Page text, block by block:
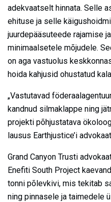
adekvaatselt hinnata. Selle
ehituse ja selle
juurdepääsuteede rajamise
minimaalsetele mõjudele.
on aga vastuolus
hoida kahjusid ohustatud
„Vastutavad
kandnud silmaklappe ning
projekti põhjustatava
lausus Earthjustice’i
Grand Canyon Trusti
Enefiti South Project
tonni põlevkivi, mis tekitab
ning pinnasele ja taimedele